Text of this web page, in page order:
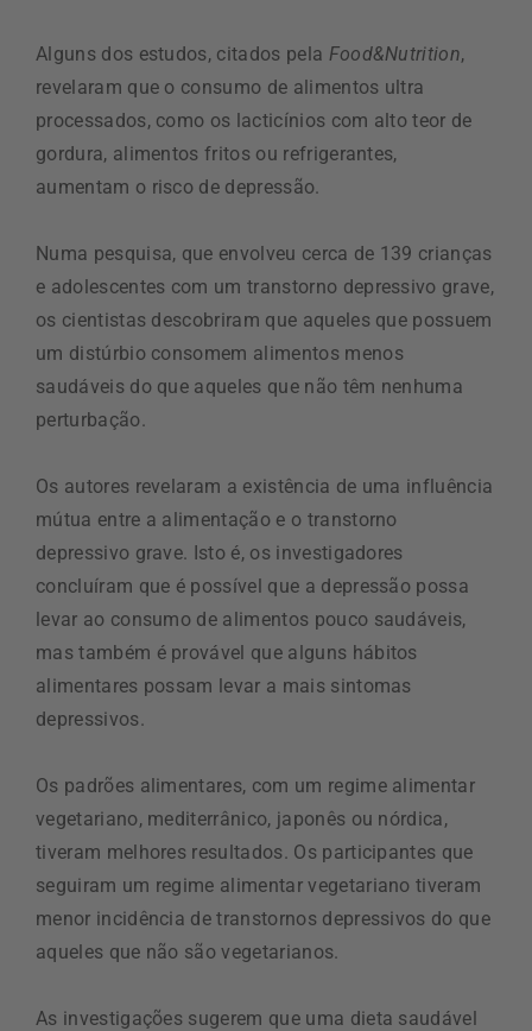
Alguns dos estudos, citados pela Food&Nutrition,
revelaram que o consumo de alimentos ultra
processados, como os lacticínios com alto teor de
gordura, alimentos fritos ou refrigerantes,
aumentam o risco de depressão.
Numa pesquisa, que envolveu cerca de 139 crianças
e adolescentes com um transtorno depressivo grave,
os cientistas descobriram que aqueles que possuem
um distúrbio consomem alimentos menos
saudáveis do que aqueles que não têm nenhuma
perturbação.
Os autores revelaram a existência de uma influência
mútua entre a alimentação e o transtorno
depressivo grave. Isto é, os investigadores
concluíram que é possível que a depressão possa
levar ao consumo de alimentos pouco saudáveis,
mas também é provável que alguns hábitos
alimentares possam levar a mais sintomas
depressivos.
Os padrões alimentares, com um regime alimentar
vegetariano, mediterrânico, japonês ou nórdica,
tiveram melhores resultados. Os participantes que
seguiram um regime alimentar vegetariano tiveram
menor incidência de transtornos depressivos do que
aqueles que não são vegetarianos.
As investigações sugerem que uma dieta saudável